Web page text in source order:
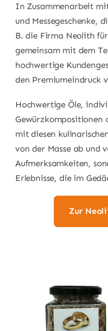
In Zusammenarbeit
und Messegeschenke,
B. die Firma Neolith
gemeinsam mit dem
hochwertige
den Premiumeindruck
Hochwertige Öle,
Gewürzkompositionen
mit diesen
von der Masse ab und
Aufmerksamkeiten,
Erlebnisse, die im
Zur